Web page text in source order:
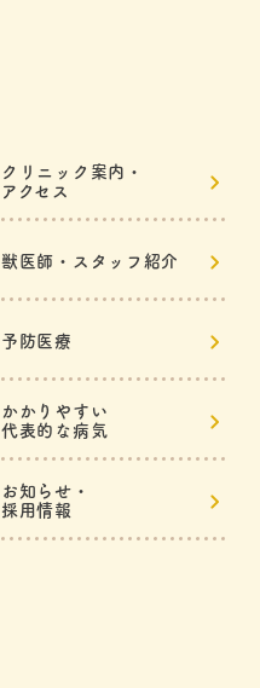
クリニック案内・
アクセス
獣医師・スタッフ紹介
予防医療
かかりやすい
代表的な病気
お知らせ・
採用情報